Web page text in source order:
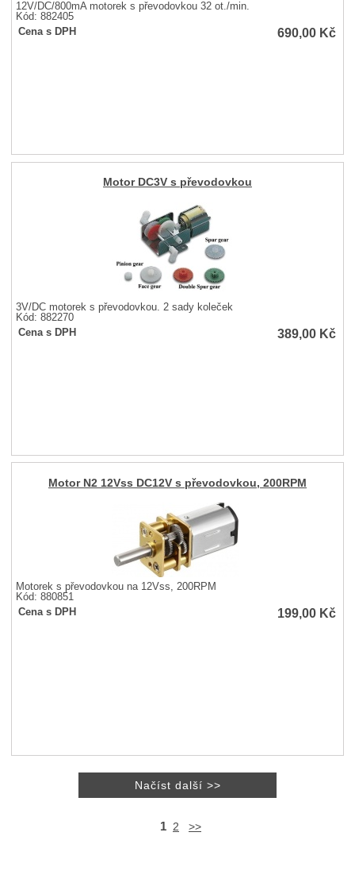
12V/DC/800mA motorek s převodovkou 32 ot./min.
Kód: 882405
Cena s DPH
690,00 Kč
Motor DC3V s převodovkou
3V/DC motorek s převodovkou. 2 sady koleček
Kód: 882270
Cena s DPH
389,00 Kč
Motor N2 12Vss DC12V s převodovkou, 200RPM
Motorek s převodovkou na 12Vss, 200RPM
Kód: 880851
Cena s DPH
199,00 Kč
1 2 >>